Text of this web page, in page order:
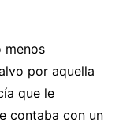
menos
por aquella
que le
contaba con un